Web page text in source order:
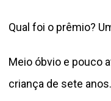
Qual foi o prêmio?
Meio óbvio e pouco
criança de sete anos.